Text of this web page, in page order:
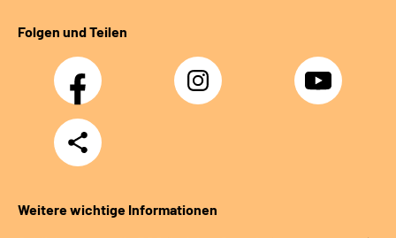
Folgen und Teilen
Facebook Instagram YouTube
Teilen
Weitere wichtige Informationen